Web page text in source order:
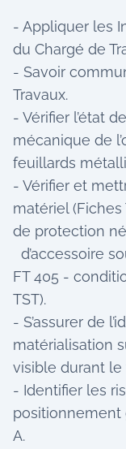
- Appliquer les
du Chargé de
- Savoir
Travaux.
- Vérifier l’état
mécanique de
feuillards
- Vérifier et
matériel
de protection
d’accessoire
FT 405 -
TST).
- S’assurer de
matérialisation
visible durant le
- Identifier les
positionnement
A.